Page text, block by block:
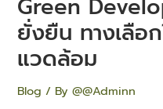
Green
ยั่งยืน ทางเลือ
แวดล้อม
Blog / By@@Adminn